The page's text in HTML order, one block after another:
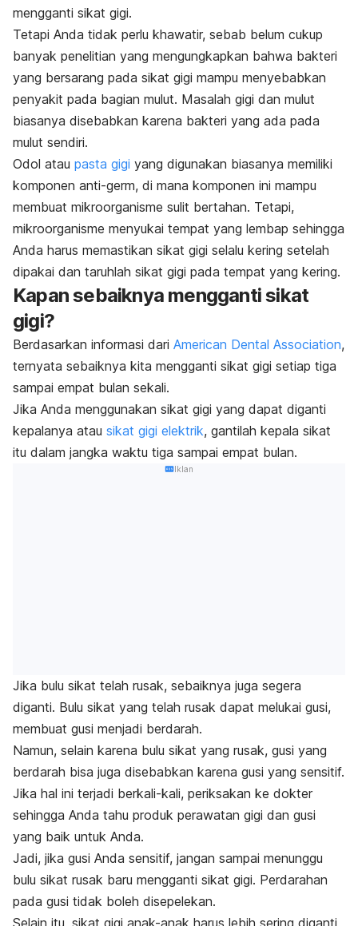
mengganti sikat gigi.
Tetapi Anda tidak perlu khawatir, sebab belum cukup
banyak penelitian yang mengungkapkan bahwa bakteri
yang bersarang pada sikat gigi mampu menyebabkan
penyakit pada bagian mulut. Masalah gigi dan mulut
biasanya disebabkan karena bakteri yang ada pada
mulut sendiri.
Odol atau pasta gigi yang digunakan biasanya memiliki
komponen anti-germ, di mana komponen ini mampu
membuat mikroorganisme sulit bertahan. Tetapi,
mikroorganisme menyukai tempat yang lembap sehingga
Anda harus memastikan sikat gigi selalu kering setelah
dipakai dan taruhlah sikat gigi pada tempat yang kering.
Kapan sebaiknya mengganti sikat
gigi?
Berdasarkan informasi dari American Dental Association,
ternyata sebaiknya kita mengganti sikat gigi setiap tiga
sampai empat bulan sekali.
Jika Anda menggunakan sikat gigi yang dapat diganti
kepalanya atau sikat gigi elektrik, gantilah kepala sikat
itu dalam jangka waktu tiga sampai empat bulan.
Iklan
Jika bulu sikat telah rusak, sebaiknya juga segera
diganti. Bulu sikat yang telah rusak dapat melukai gusi,
membuat gusi menjadi berdarah.
Namun, selain karena bulu sikat yang rusak, gusi yang
berdarah bisa juga disebabkan karena gusi yang sensitif.
Jika hal ini terjadi berkali-kali, periksakan ke dokter
sehingga Anda tahu produk perawatan gigi dan gusi
yang baik untuk Anda.
Jadi, jika gusi Anda sensitif, jangan sampai menunggu
bulu sikat rusak baru mengganti sikat gigi. Perdarahan
pada gusi tidak boleh disepelekan.